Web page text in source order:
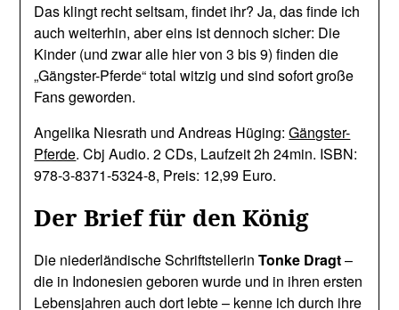
Das klingt recht seltsam, findet ihr? Ja, das finde ich
auch weiterhin, aber eins ist dennoch sicher: Die
Kinder (und zwar alle hier von 3 bis 9) finden die
„Gängster-Pferde“ total witzig und sind sofort große
Fans geworden.
Angelika Niesrath und Andreas Hüging:Gängster-
Pferde. Cbj Audio. 2 CDs, Laufzeit 2h 24min. ISBN:
978-3-8371-5324-8, Preis: 12,99 Euro.
Der Brief für den König
Die niederländische SchriftstellerinTonke Dragt–
die in Indonesien geboren wurde und in ihren ersten
Lebensjahren auch dort lebte – kenne ich durch ihre